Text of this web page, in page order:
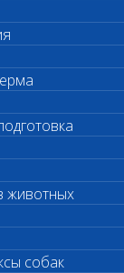
животных
собак